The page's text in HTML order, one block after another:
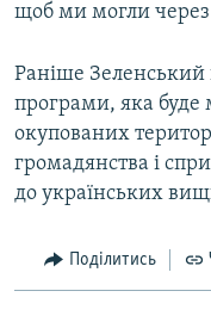
щоб ми могли через
Раніше Зеленський
програми, яка буде
окупованих
громадянства і
до українських
Поділитись